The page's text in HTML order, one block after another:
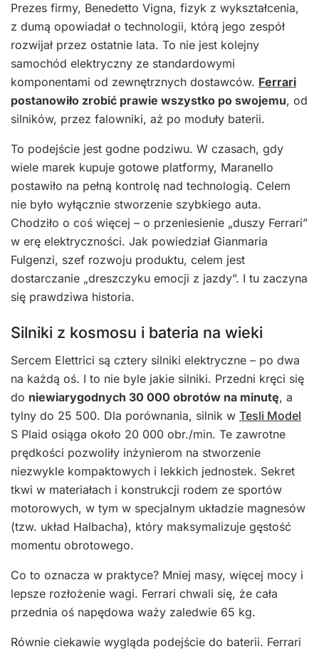
Prezes firmy, Benedetto Vigna, fizyk z wykształcenia,
z dumą opowiadał o technologii, którą jego zespół
rozwijał przez ostatnie lata. To nie jest kolejny
samochód elektryczny ze standardowymi
komponentami od zewnętrznych dostawców. Ferrari
postanowiło zrobić prawie wszystko po swojemu, od
silników, przez falowniki, aż po moduły baterii.
To podejście jest godne podziwu. W czasach, gdy
wiele marek kupuje gotowe platformy, Maranello
postawiło na pełną kontrolę nad technologią. Celem
nie było wyłącznie stworzenie szybkiego auta.
Chodziło o coś więcej – o przeniesienie „duszy Ferrari”
w erę elektryczności. Jak powiedział Gianmaria
Fulgenzi, szef rozwoju produktu, celem jest
dostarczanie „dreszczyku emocji z jazdy”. I tu zaczyna
się prawdziwa historia.
Silniki z kosmosu i bateria na wieki
Sercem Elettrici są cztery silniki elektryczne – po dwa
na każdą oś. I to nie byle jakie silniki. Przedni kręci się
do niewiarygodnych 30 000 obrotów na minutę, a
tylny do 25 500. Dla porównania, silnik w Tesli Model
S Plaid osiąga około 20 000 obr./min. Te zawrotne
prędkości pozwoliły inżynierom na stworzenie
niezwykle kompaktowych i lekkich jednostek. Sekret
tkwi w materiałach i konstrukcji rodem ze sportów
motorowych, w tym w specjalnym układzie magnesów
(tzw. układ Halbacha), który maksymalizuje gęstość
momentu obrotowego.
Co to oznacza w praktyce? Mniej masy, więcej mocy i
lepsze rozłożenie wagi. Ferrari chwali się, że cała
przednia oś napędowa waży zaledwie 65 kg.
Równie ciekawie wygląda podejście do baterii. Ferrari